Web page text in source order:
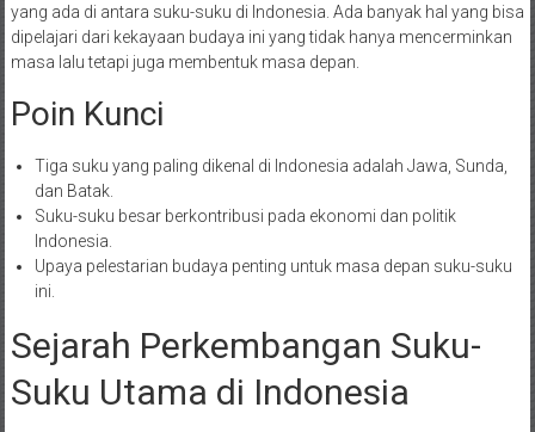
yang ada di antara suku-suku di Indonesia. Ada banyak hal yang bisa
dipelajari dari kekayaan budaya ini yang tidak hanya mencerminkan
masa lalu tetapi juga membentuk masa depan.
Poin Kunci
Tiga suku yang paling dikenal di Indonesia adalah Jawa, Sunda,
dan Batak.
Suku-suku besar berkontribusi pada ekonomi dan politik
Indonesia.
Upaya pelestarian budaya penting untuk masa depan suku-suku
ini.
Sejarah Perkembangan Suku-
Suku Utama di Indonesia